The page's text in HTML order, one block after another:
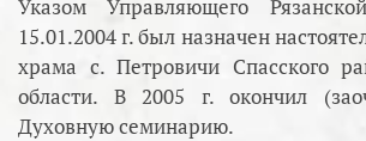
Указом Управляющего
15.01.2004 г. был назначен
храма с. Петровичи Спасского
области. В 2005 г. окончил
Духовную семинарию.